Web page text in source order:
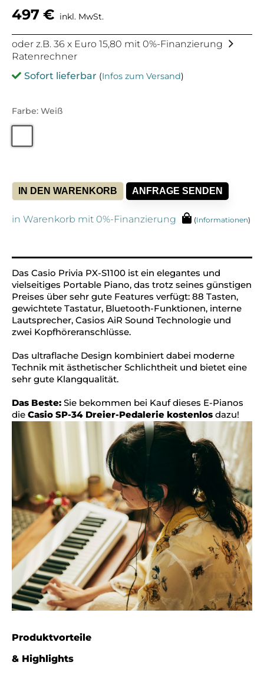
497 € inkl. MwSt.
oder z.B. 36 x Euro 15,80 mit 0%-Finanzierung
Ratenrechner
Sofort lieferbar (Infos zum Versand)
Farbe: Weiß
IN DEN WARENKORB ANFRAGE SENDEN
in Warenkorb mit 0%-Finanzierung (Informationen)
Das Casio Privia PX-S1100 ist ein elegantes und
vielseitiges Portable Piano, das trotz seines günstigen
Preises über sehr gute Features verfügt: 88 Tasten,
gewichtete Tastatur, Bluetooth-Funktionen, interne
Lautsprecher, Casios AiR Sound Technologie und
zwei Kopfhöreranschlüsse.
Das ultraflache Design kombiniert dabei moderne
Technik mit ästhetischer Schlichtheit und bietet eine
sehr gute Klangqualität.
Das Beste: Sie bekommen bei Kauf dieses E-Pianos
die Casio SP-34 Dreier-Pedalerie kostenlos dazu!
Produktvorteile
& Highlights